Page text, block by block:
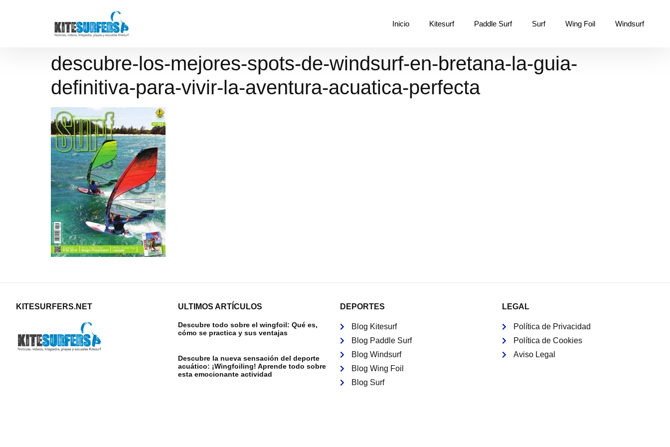
Inicio Kitesurf Paddle Surf Surf Wing Foil Windsurf
descubre-los-mejores-spots-de-windsurf-en-bretana-la-guia-
definitiva-para-vivir-la-aventura-acuatica-perfecta
KITESURFERS.NET ULTIMOS ARTÍCULOS
Descubre todo sobre el wingfoil: Qué es,
cómo se practica y sus ventajas
Descubre la nueva sensación del deporte
acuático: ¡Wingfoiling! Aprende todo sobre
esta emocionante actividad
DEPORTES
Blog Kitesurf
Blog Paddle Surf
Blog Windsurf
Blog Wing Foil
Blog Surf
LEGAL
Política de Privacidad
Política de Cookies
Aviso Legal